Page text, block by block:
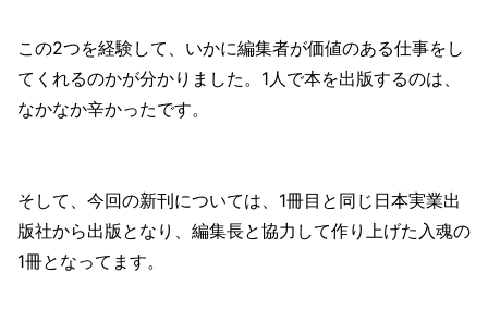
この2つを経験して、いかに編集者が価値のある仕事をし
てくれるのかが分かりました。1人で本を出版するのは、
なかなか辛かったです。
そして、今回の新刊については、1冊目と同じ日本実業出
版社から出版となり、編集長と協力して作り上げた入魂の
1冊となってます。